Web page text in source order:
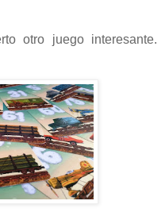
otro juego interesante.